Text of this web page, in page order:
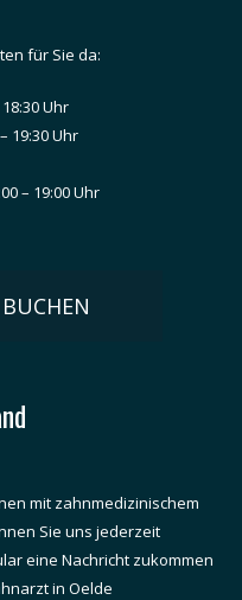
für Sie da:
Uhr
19:30 Uhr
– 19:00 Uhr
mit zahnmedizinischem
Sie uns jederzeit
eine Nachricht zukommen
in Oelde